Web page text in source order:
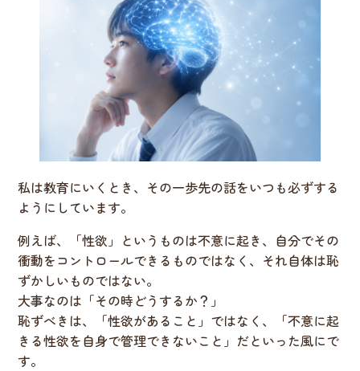
私は教育にいくとき、その一歩先の話をいつも必ずする
ようにしています。
例えば、「性欲」というものは不意に起き、自分でその
衝動をコントロールできるものではなく、それ自体は恥
ずかしいものではない。
大事なのは「その時どうするか？」
恥ずべきは、「性欲があること」ではなく、「不意に起
きる性欲を自身で管理できないこと」だといった風にで
す。